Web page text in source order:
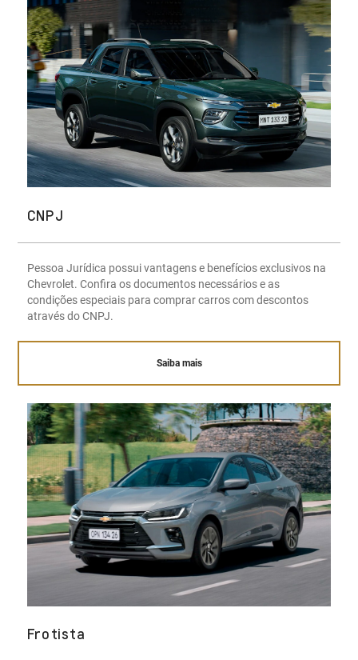
CNPJ
Pessoa Jurídica possui vantagens e benefícios exclusivos na
Chevrolet. Confira os documentos necessários e as
condições especiais para comprar carros com descontos
através do CNPJ.
Saiba mais
Frotista